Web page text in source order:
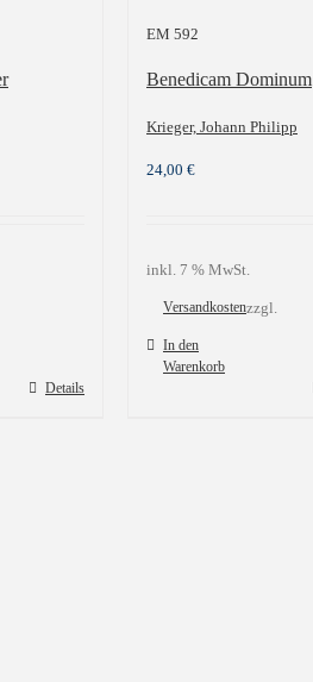
Details
EM 592
Benedicam Dominum
Krieger, Johann Philipp
24,00 €
inkl. 7 % MwSt.
zzgl.
Versandkosten
In den
Warenkorb